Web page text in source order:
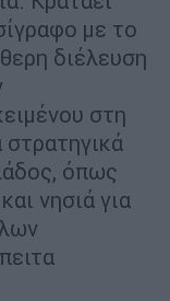
με το
διέλευση
στη
στρατηγικά
όπως
νησιά για